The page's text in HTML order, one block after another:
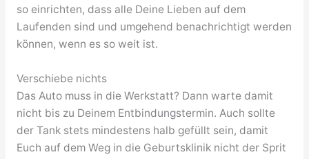
so einrichten, dass alle Deine Lieben auf dem
Laufenden sind und umgehend benachrichtigt werden
können, wenn es so weit ist.
Verschiebe nichts
Das Auto muss in die Werkstatt? Dann warte damit
nicht bis zu Deinem Entbindungstermin. Auch sollte
der Tank stets mindestens halb gefüllt sein, damit
Euch auf dem Weg in die Geburtsklinik nicht der Sprit